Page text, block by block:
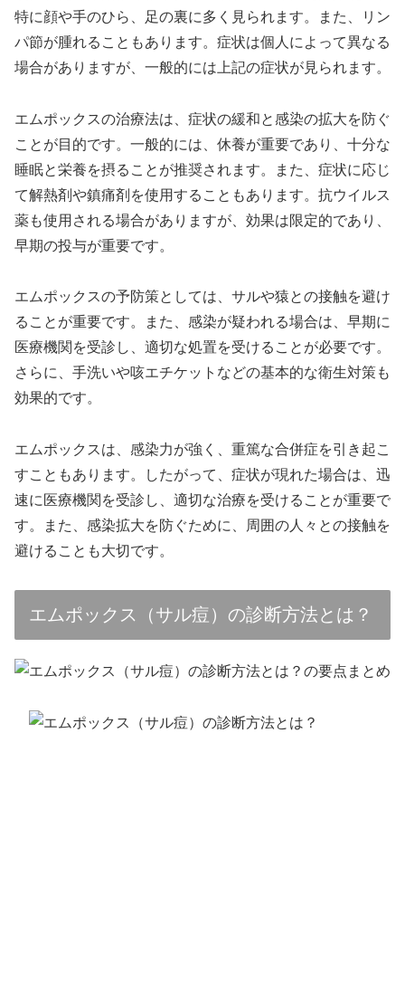
特に顔や手のひら、足の裏に多く見られます。また、リン
パ節が腫れることもあります。症状は個人によって異なる
場合がありますが、一般的には上記の症状が見られます。
エムポックスの治療法は、症状の緩和と感染の拡大を防ぐ
ことが目的です。一般的には、休養が重要であり、十分な
睡眠と栄養を摂ることが推奨されます。また、症状に応じ
て解熱剤や鎮痛剤を使用することもあります。抗ウイルス
薬も使用される場合がありますが、効果は限定的であり、
早期の投与が重要です。
エムポックスの予防策としては、サルや猿との接触を避け
ることが重要です。また、感染が疑われる場合は、早期に
医療機関を受診し、適切な処置を受けることが必要です。
さらに、手洗いや咳エチケットなどの基本的な衛生対策も
効果的です。
エムポックスは、感染力が強く、重篤な合併症を引き起こ
すこともあります。したがって、症状が現れた場合は、迅
速に医療機関を受診し、適切な治療を受けることが重要で
す。また、感染拡大を防ぐために、周囲の人々との接触を
避けることも大切です。
エムポックス（サル痘）の診断方法とは？